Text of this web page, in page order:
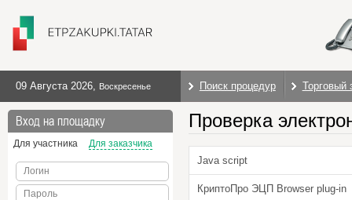
09 Августа 2026, Воскресенье Поиск процедур Торговый
Вход на площадку
Для участника Для заказчика
Логин
Пароль
Проверка
Java script
КриптоПро ЭЦП Browser plug-in